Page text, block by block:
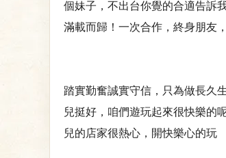
個妹子，不出台你覺的合適告訴
滿載而歸！一次合作，終身朋友
踏實勤奮誠實守信，只為做長久
兒挺好，咱們遊玩起來很快樂的
兒的店家很熱心，開快樂心的玩